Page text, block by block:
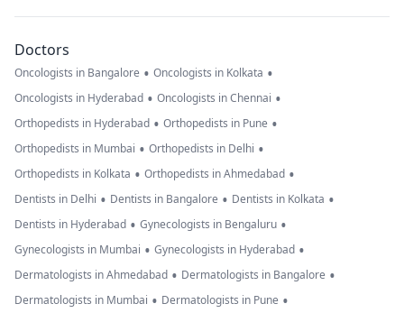
Doctors
Oncologists in Bangalore • Oncologists in Kolkata •
Oncologists in Hyderabad • Oncologists in Chennai •
Orthopedists in Hyderabad • Orthopedists in Pune •
Orthopedists in Mumbai • Orthopedists in Delhi •
Orthopedists in Kolkata • Orthopedists in Ahmedabad •
Dentists in Delhi • Dentists in Bangalore • Dentists in Kolkata •
Dentists in Hyderabad • Gynecologists in Bengaluru •
Gynecologists in Mumbai • Gynecologists in Hyderabad •
Dermatologists in Ahmedabad • Dermatologists in Bangalore •
Dermatologists in Mumbai • Dermatologists in Pune •